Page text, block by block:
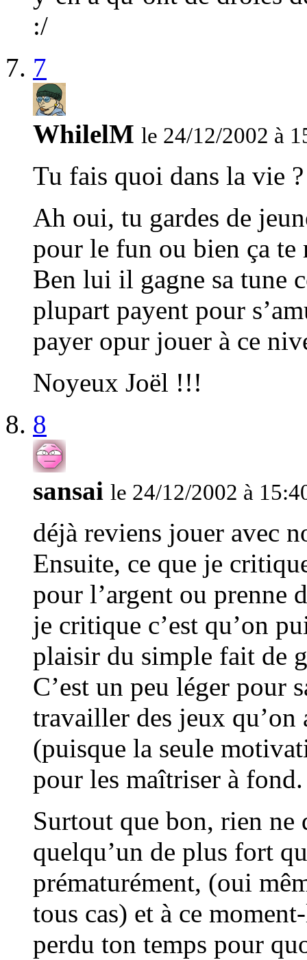
:/
7
WhilelM le 24/12/2002 à
Tu fais quoi dans la vie ?
Ah oui, tu gardes de
pour le fun ou bien ça te
Ben lui il gagne sa tune
plupart payent pour
payer opur jouer à ce
Noyeux Joël !!!
8
sansai le 24/12/2002 à
déjà reviens jouer avec
Ensuite, ce que je
pour l’argent ou prenne
je critique c’est qu’on
plaisir du simple fait de
C’est un peu léger pour
travailler des jeux qu’on
(puisque la seule
pour les maîtriser à fond.
Surtout que bon, rien ne
quelqu’un de plus fort
prématurément, (oui
tous cas) et à ce
perdu ton temps pour